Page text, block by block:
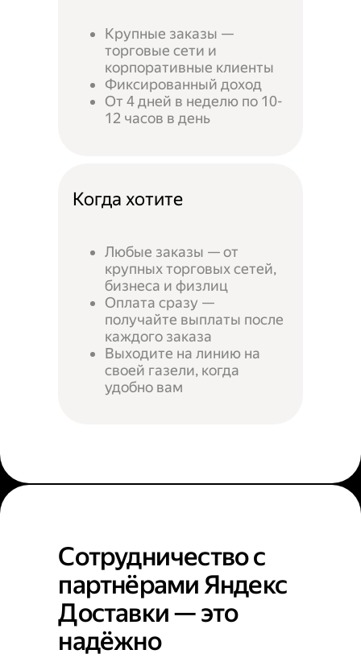
Крупные заказы —
торговые сети и
корпоративные клиенты
Фиксированный доход
От 4 дней в неделю по 10-
12 часов в день
Когда хотите
Любые заказы — от
крупных торговых сетей,
бизнеса и физлиц
Оплата сразу —
получайте выплаты после
каждого заказа
Выходите на линию на
своей газели, когда
удобно вам
Сотрудничество с
партнёрами Яндекс
Доставки — это
надёжно